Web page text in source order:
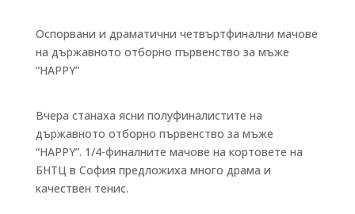
Оспорвани и драматични четвъртфинални мачове
на държавното отборно първенство за мъже
“HAPPY”
Вчера станаха ясни полуфиналистите на
държавното отборно първенство за мъже
“HAPPY”. 1/4-финалните мачове на кортовете на
БНТЦ в София предложиха много драма и
качествен тенис.